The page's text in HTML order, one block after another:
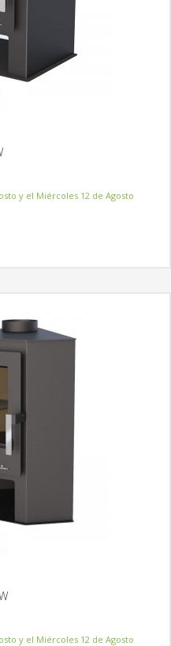
y el Miércoles 12 de Agosto
y el Miércoles 12 de Agosto